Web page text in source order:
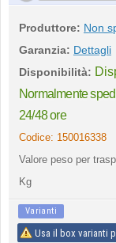
Produttore: Non
Garanzia: Dettagli
Disponibilità:
Normalmente
24/48 ore
Codice: 150016338
Valore peso per
Kg
Varianti
Usa il box varianti